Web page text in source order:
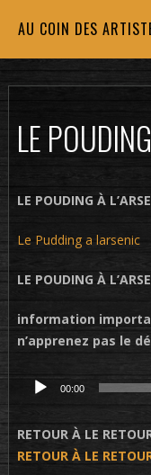
AU COIN DES
LE
LE POUDING À
Le Pudding a larsenic
LE POUDING À
information
n’apprenez pas le
Lecteur
00:00
RETOUR À LE
RETOUR À LE